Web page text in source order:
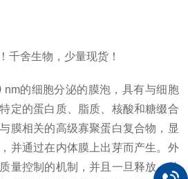
千舍生物，少量现货！
nm的细胞分泌的膜泡，具有与细胞
定的蛋白质、脂质、核酸和糖缀合
膜相关的高级寡聚蛋白复合物，显
并通过在内体膜上出芽而产生。外
量控制的机制，并且一旦释放，外